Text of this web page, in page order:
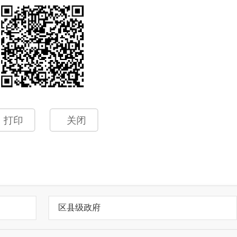
打印 关闭
区县级政府